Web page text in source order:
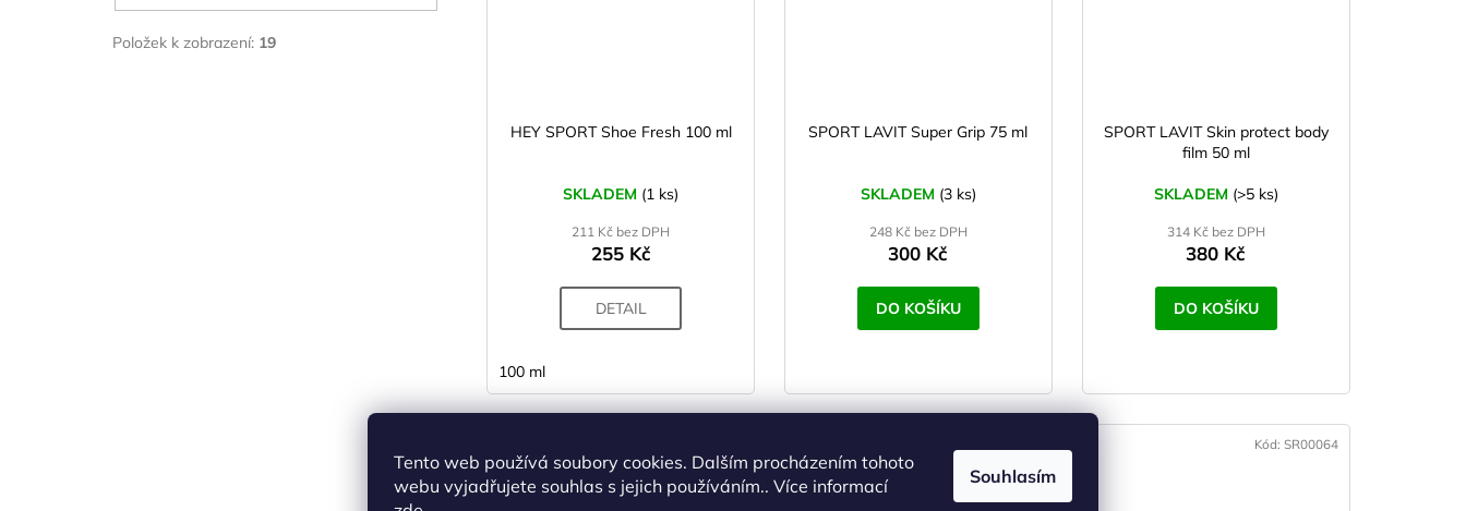
Tento web používá soubory cookies. Dalším procházením tohoto
webu vyjadřujete souhlas s jejich používáním.. Více informací
Souhlasím
Položek k zobrazení: 19
HEY SPORT Shoe Fresh 100 ml
SKLADEM (1 ks)
211 Kč bez DPH
255 Kč
DETAIL
100 ml
SPORT LAVIT Super Grip 75 ml
SKLADEM (3 ks)
248 Kč bez DPH
300 Kč
DO KOŠÍKU
SPORT LAVIT Skin protect body
film 50 ml
SKLADEM (>5 ks)
314 Kč bez DPH
380 Kč
DO KOŠÍKU
Kód: SR00064